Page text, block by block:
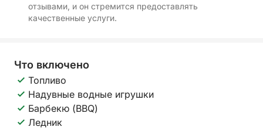
отзывами, и он стремится предоставлять
качественные услуги.
Что включено
Топливо
Надувные водные игрушки
Барбекю (BBQ)
Ледник